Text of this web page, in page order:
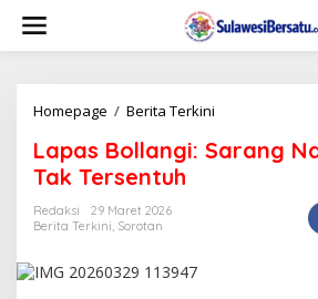
w
Homepage / Berita Terkini
p
Lapas Bollangi: Sarang
Tak Tersentuh
Redaksi
29 Maret 2026
Berita Terkini, Sorotan